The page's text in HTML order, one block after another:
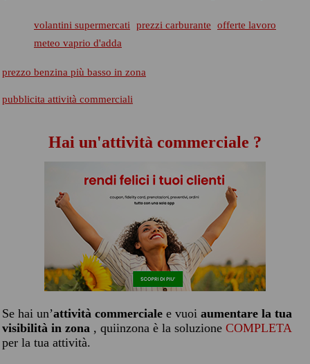
volantini supermercati prezzi carburante
offerte lavoro
meteo vaprio d'adda
prezzo benzina più basso in zona
pubblicita attività commerciali
Hai un'attività commerciale ?
Se hai un’attività commerciale e vuoi aumentare la tua
visibilità in zona , quiinzona è la soluzione COMPLETA
per la tua attività.